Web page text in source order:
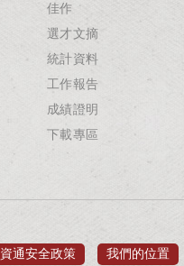
佳作
選才文摘
統計資料
工作報告
成績證明
下載專區
資通安全政策 我們的位置